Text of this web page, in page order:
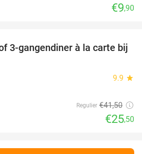
€9,90
39%
3-gangendiner à la carte bij
9.9 star
Regulier €41,50
€25,50